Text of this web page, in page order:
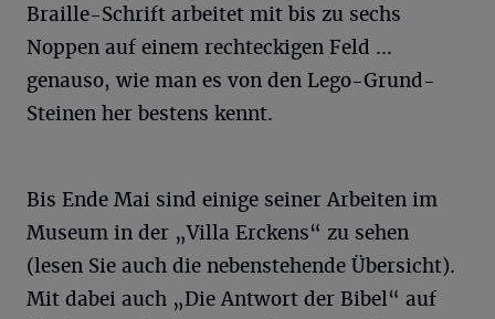
Braille-Schrift arbeitet mit bis zu sechs
Noppen auf einem rechteckigen Feld ...
genauso, wie man es von den Lego-Grund-
Steinen her bestens kennt.
Bis Ende Mai sind einige seiner Arbeiten im
Museum in der „Villa Erckens“ zu sehen
(lesen Sie auch die nebenstehende Übersicht).
Mit dabei auch „Die Antwort der Bibel“ auf